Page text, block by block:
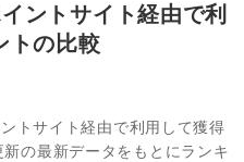
ントサイト経由で利
トの比較
トサイト経由で利用して獲得
の最新データをもとにランキ